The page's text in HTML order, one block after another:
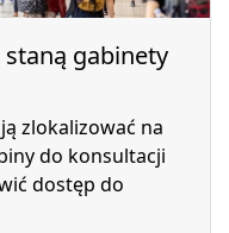
gabinety
zlokalizować na
do konsultacji
dostęp do